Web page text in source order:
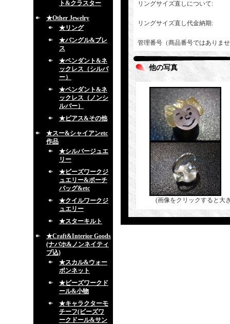
ト&クラスター
★Other Jewelry
★リング
★バングル&ブレ
ス
★ペンダント&ネ
ックレス（シルバ
ー）
★ペンダント&ネ
ックレス（ノンシ
ルバー）
★ピアス&その他
★スー&シャイアンetc
作品
★シルバージュエ
リー
★ビーズワークジ
ュエリー&ポーチ
バッグ&etc
★クイルワークジ
ュエリー
★スターキルト
★Craft&Interior Goods
(ナバホ&ノンネイティ
ブ込)
★スカル&ウォー
ボンネット
★ビーズワークド
ール&小物
★キャラクターモ
チーフ(ビーズワ
ークドール&サン
リングサイズ直しについて:
リングサイズ直し代金納期:
管理番号（商品番号ではありま
他の写真
(画像をクリックすると大